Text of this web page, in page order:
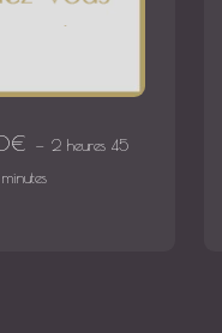
€
2 heures 45
minutes